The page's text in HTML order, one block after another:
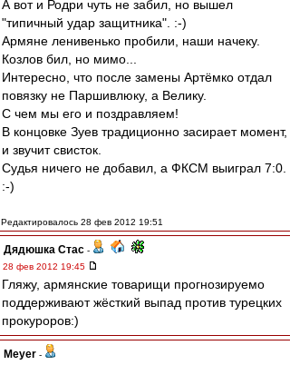
А вот и Родри чуть не забил, но вышел
"типичный удар защитника". :-)
Армяне ленивенько пробили, наши начеку.
Козлов бил, но мимо...
Интересно, что после замены Артёмко отдал
повязку не Паршивлюку, а Велику.
С чем мы его и поздравляем!
В концовке Зуев традиционно засирает момент,
и звучит свисток.
Судья ничего не добавил, а ФКСМ выиграл 7:0.
:-)
Редактировалось 28 фев 2012 19:51
Дядюшка Стас -
28 фев 2012 19:45
Гляжу, армянские товарищи прогнозируемо
поддерживают жёсткий выпад против турецких
прокуроров:)
Meyer -